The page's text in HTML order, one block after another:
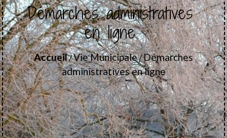
Démarches administratives
en ligne
Accueil/Vie Municipale/Démarches
administratives en ligne